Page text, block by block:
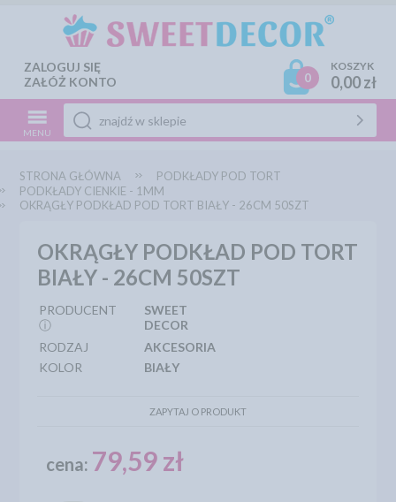
ZALOGUJ SIĘ
ZAŁÓŻ KONTO
0
KOSZYK
0,00 zł
MENU
STRONA GŁÓWNA
PODKŁADY POD TORT
PODKŁADY CIENKIE - 1MM
OKRĄGŁY PODKŁAD POD TORT BIAŁY - 26CM 50SZT
OKRĄGŁY PODKŁAD POD TORT
BIAŁY - 26CM 50SZT
PRODUCENT
ⓘ
SWEET
DECOR
RODZAJ
AKCESORIA
KOLOR
BIAŁY
ZAPYTAJ O PRODUKT
cena: 79,59 zł